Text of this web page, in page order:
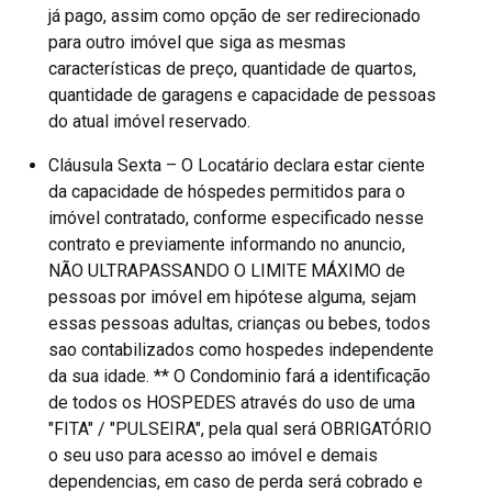
já pago, assim como opção de ser redirecionado
para outro imóvel que siga as mesmas
características de preço, quantidade de quartos,
quantidade de garagens e capacidade de pessoas
do atual imóvel reservado.
Cláusula Sexta – O Locatário declara estar ciente
da capacidade de hóspedes permitidos para o
imóvel contratado, conforme especificado nesse
contrato e previamente informando no anuncio,
NÃO ULTRAPASSANDO O LIMITE MÁXIMO de
pessoas por imóvel em hipótese alguma, sejam
essas pessoas adultas, crianças ou bebes, todos
sao contabilizados como hospedes independente
da sua idade. ** O Condominio fará a identificação
de todos os HOSPEDES através do uso de uma
"FITA" / "PULSEIRA", pela qual será OBRIGATÓRIO
o seu uso para acesso ao imóvel e demais
dependencias, em caso de perda será cobrado e